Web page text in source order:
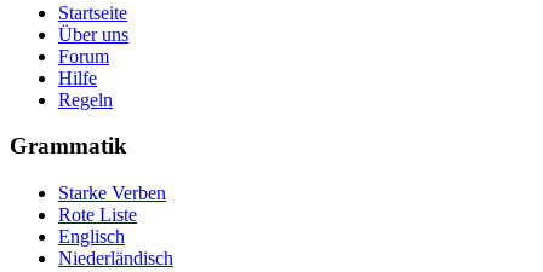
Startseite
Über uns
Forum
Hilfe
Regeln
Grammatik
Starke Verben
Rote Liste
Englisch
Niederländisch